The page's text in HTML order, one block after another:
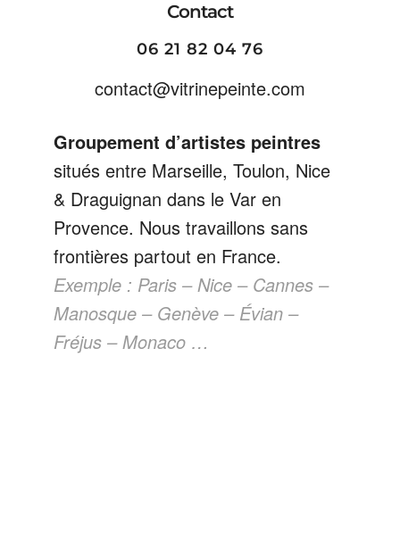
Contact
06 21 82 04 76
contact@vitrinepeinte.com
Groupement d’artistes peintres
situés entre Marseille, Toulon, Nice
& Draguignan dans le Var en
Provence. Nous travaillons sans
frontières partout en France.
Exemple : Paris – Nice – Cannes –
Manosque – Genève – Évian –
Fréjus – Monaco …